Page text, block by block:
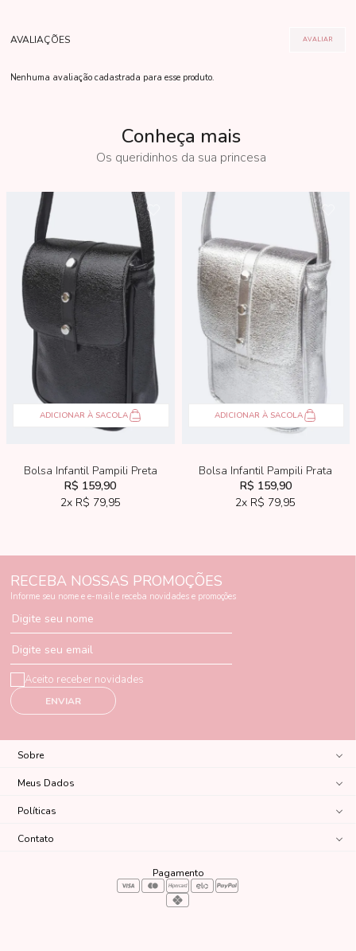
Nenhuma avaliação cadastrada para esse produto.
Conheça mais
ADICIONAR À SACOLA
Bolsa Infantil Pampili Preta
R$ 159,90
2x R$ 79,95
ADICIONAR À SACOLA
Bolsa Infantil Pampili Prata
R$ 159,90
2x R$ 79,95
RECEBA NOSSAS PROMOÇÕES
Informe seu nome e e-mail e receba novidades e promoções
Digite seu nome
Digite seu email
ENVIAR
Aceito receber novidades
Sobre
Meus Dados
Políticas
Contato
Pagamento